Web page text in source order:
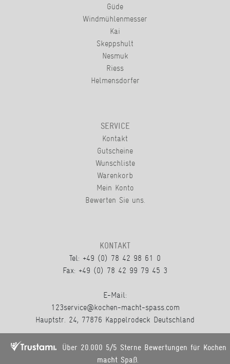
Güde
Windmühlenmesser
Kai
Skeppshult
Nesmuk
Riess
Helmensdorfer
SERVICE
Kontakt
Gutscheine
Wunschliste
Warenkorb
Mein Konto
Bewerten Sie uns.
KONTAKT
Tel: +49 (0) 78 42 98 61 0
Fax: +49 (0) 78 42 99 79 45 3
E-Mail:
123service@kochen-macht-spass.com
Hauptstr. 24, 77876 Kappelrodeck Deutschland
Über 20.000 5/5 Sterne Bewertungen für Kochen
macht Spaß.